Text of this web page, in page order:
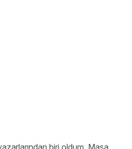
biri oldum. Masa